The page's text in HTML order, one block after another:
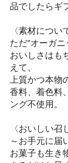
品でしたらギ
〈素材につ
ただ”オーガ
おいしさはも
えて、
上質かつ本物
香料、着色料
ング不使用。
〈おいしい召
～お手元に届
お菓子も生き